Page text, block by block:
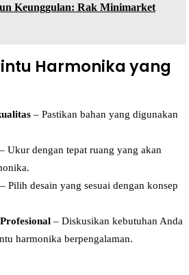
Keunggulan: Rak Minimarket
Harmonika yang
– Pastikan bahan yang digunakan
– Ukur dengan tepat ruang yang akan
– Pilih desain yang sesuai dengan konsep
– Diskusikan kebutuhan Anda
harmonika berpengalaman.